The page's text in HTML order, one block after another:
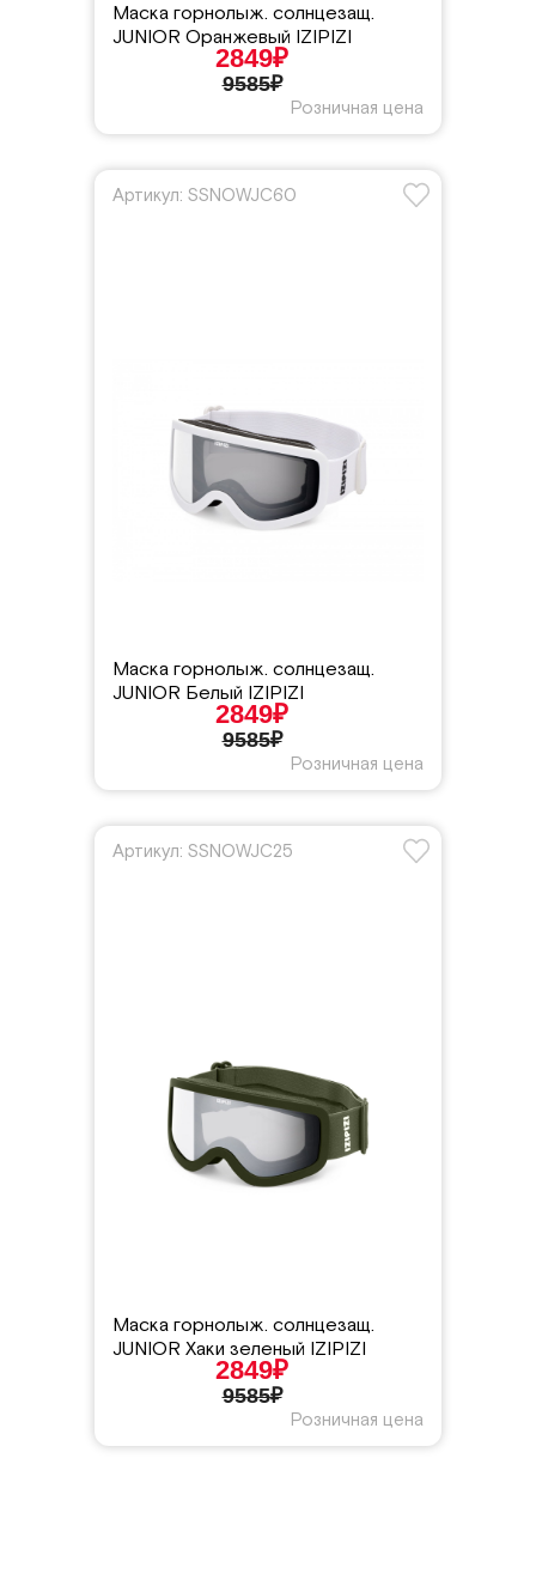
Маска горнолыж. солнцезащ.
JUNIOR Оранжевый IZIPIZI
2849₽
9585₽
Розничная цена
Артикул: SSNOWJC60
Маска горнолыж. солнцезащ.
JUNIOR Белый IZIPIZI
2849₽
9585₽
Розничная цена
Артикул: SSNOWJC25
Маска горнолыж. солнцезащ.
JUNIOR Хаки зеленый IZIPIZI
2849₽
9585₽
Розничная цена